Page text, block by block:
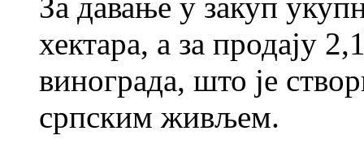
хектара, а за продају
винограда, што је
српским живљем.